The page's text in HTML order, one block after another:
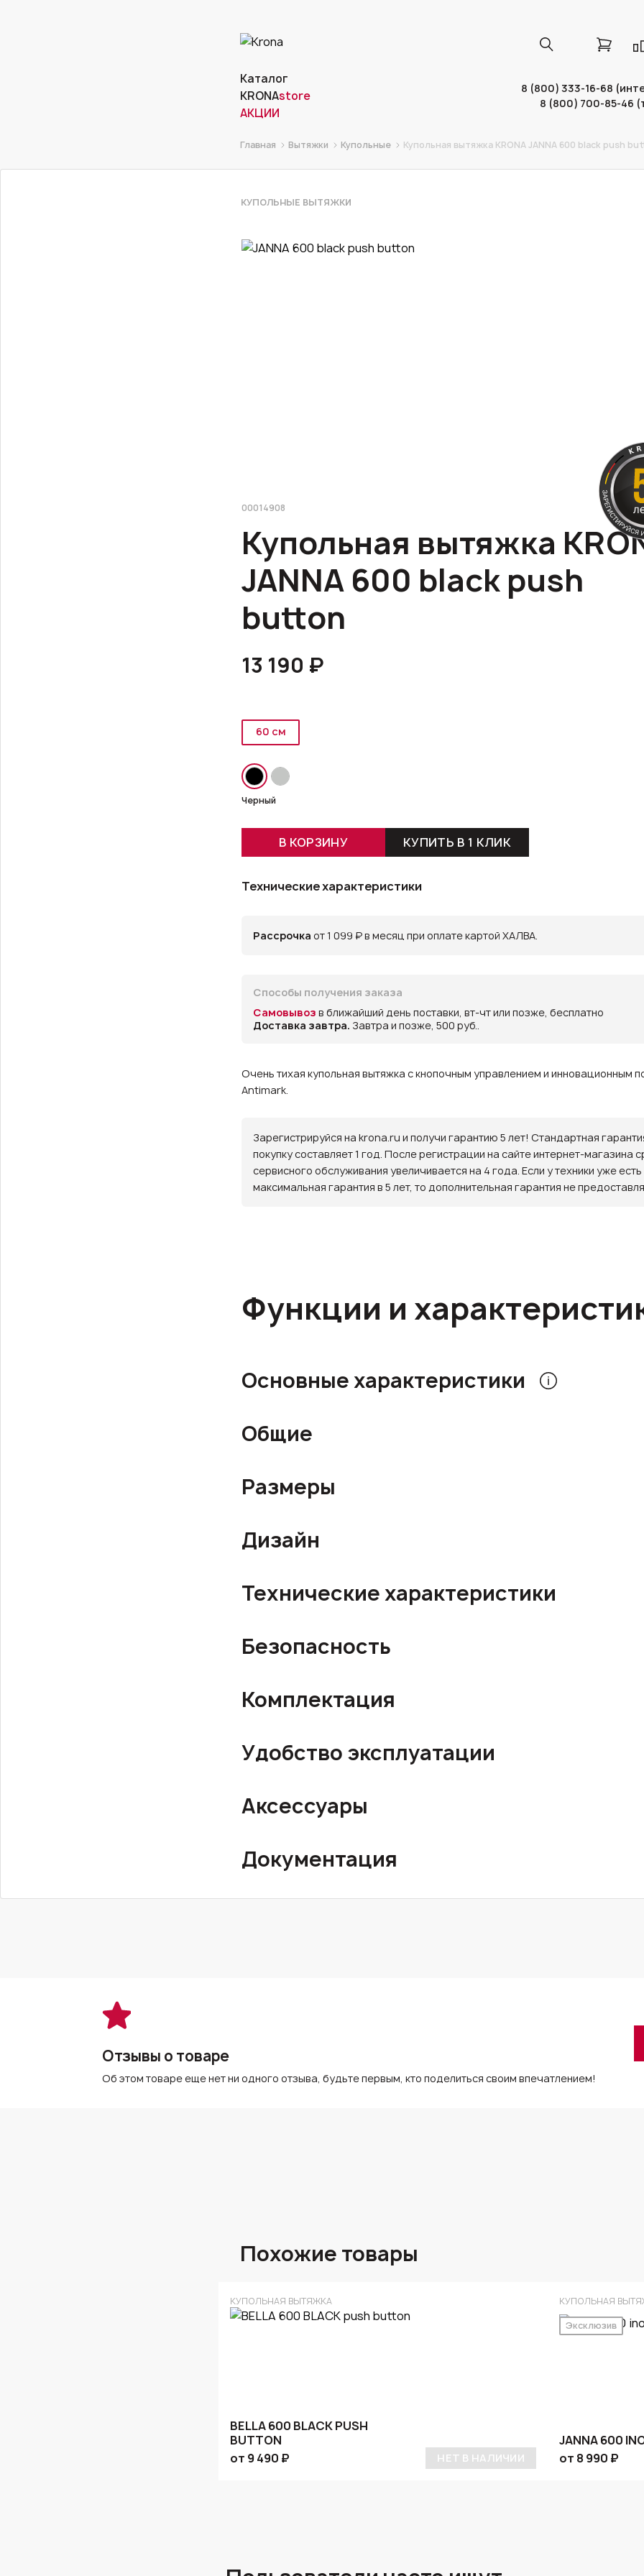
Каталог
KRONAstore
АКЦИИ
8 (800) 333-16-68
8 (800) 700-85-46
Главная Вытяжки Купольные Купольная вытяжка KRONA JANNA 600 black push
КУПОЛЬНЫЕ ВЫТЯЖКИ
00014908
Купольная вытяжка
JANNA 600 black push
button
13 190 ₽
60 см
Черный
В КОРЗИНУ КУПИТЬ В 1 КЛИК
Технические характеристики
Рассрочка от 1 099 ₽ в месяц при оплате картой ХАЛВА.
Способы получения заказа
Самовывоз в ближайший день поставки, вт-чт или позже, бесплатно
Доставка завтра. Завтра и позже, 500 руб..
Очень тихая купольная вытяжка с кнопочным управлением и инновационным
Antimark.
Зарегистрируйся на krona.ru и получи гарантию 5 лет! Стандартная
покупку составляет 1 год. После регистрации на сайте интернет-магазина
сервисного обслуживания увеличивается на 4 года. Если у техники уже есть
максимальная гарантия в 5 лет, то дополнительная гарантия не
Функции и
Основные характеристики
Общие
Размеры
Дизайн
Технические характеристики
Безопасность
Комплектация
Удобство эксплуатации
Аксессуары
Документация
Отзывы о товаре
Об этом товаре еще нет ни одного отзыва, будьте первым, кто поделиться своим впечатлением!
Похожие товары
КУПОЛЬНАЯ ВЫТЯЖКА
BELLA 600 BLACK PUSH
BUTTON
от 9 490 ₽
НЕТ В НАЛИЧИИ
КУПОЛЬНАЯ
Эксклюзив
JANNA 600
от 8 990 ₽